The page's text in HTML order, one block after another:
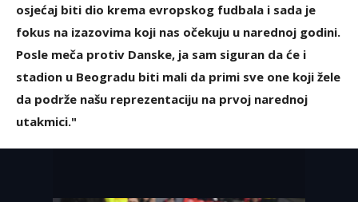
osjećaj biti dio krema evropskog fudbala i sada je
fokus na izazovima koji nas očekuju u narednoj godini.
Posle meča protiv Danske, ja sam siguran da će i
stadion u Beogradu biti mali da primi sve one koji žele
da podrže našu reprezentaciju na prvoj narednoj
utakmici."